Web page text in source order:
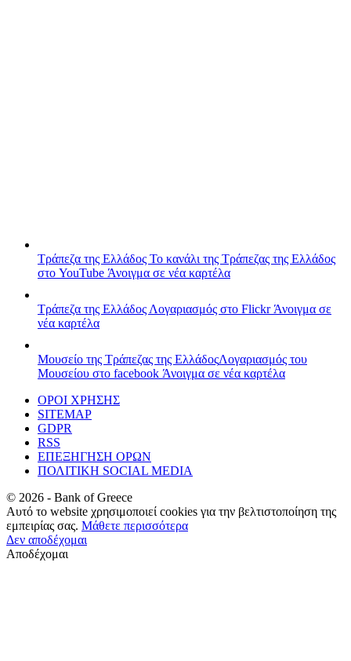
Τράπεζα της Ελλάδος Το κανάλι της Τράπεζας της Ελλάδος
στο YouTube Άνοιγμα σε νέα καρτέλα
Τράπεζα της Ελλάδος Λογαριασμός στο FlickrΆνοιγμα σε
νέα καρτέλα
Μουσείο της Τράπεζας της ΕλλάδοςΛογαριασμός του
Μουσείου στο facebook Άνοιγμα σε νέα καρτέλα
ΟΡΟΙ ΧΡΗΣΗΣ
SITEMAP
GDPR
RSS
ΕΠΕΞΗΓΗΣΗ ΟΡΩΝ
ΠΟΛΙΤΙΚΗ SOCIAL MEDIA
© 2026 - Bank of Greece
Αυτό το website χρησιμοποιεί cookies για την βελτιστοποίηση της
εμπειρίας σας. Μάθετε περισσότερα
Δεν αποδέχομαι
Αποδέχομαι